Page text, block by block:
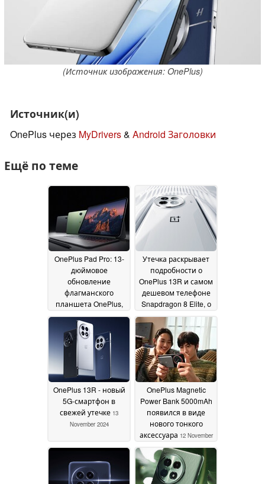
(Источник изображения: OnePlus)
Источник(и)
OnePlus через MyDrivers& Android Заголовки
Ещё по теме
OnePlus Pad Pro: 13-
дюймовое
обновление
флагманского
планшета OnePlus,
как говорят, уже на
подходе17 November
2024
Утечка раскрывает
подробности о
OnePlus 13R и самом
дешевом телефоне
Snapdragon 8 Elite, о
котором ходят слухи
14 November 2024
OnePlus 13R - новый
5G-смартфон в
свежей утечке 13
November 2024
OnePlus Magnetic
Power Bank 5000mAh
появился в виде
нового тонкого
аксессуара 12 November
2024